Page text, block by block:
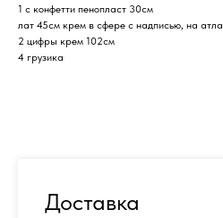
1 с конфетти пенопласт 30см
лат 45см крем в сфере с надписью, на
2 цифры крем 102см
4 грузика
Доставка